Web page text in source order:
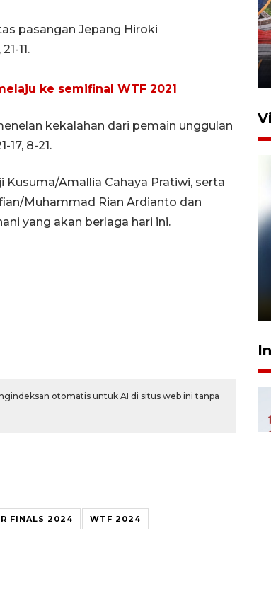
pasangan Jepang Hiroki
11.
ke semifinal WTF 2021
kekalahan dari pemain unggulan
17, 8-21.
Kusuma/Amallia Cahaya Pratiwi, serta
Muhammad Rian Ardianto dan
yang akan berlaga hari ini.
otomatis untuk AI di situs web ini tanpa
FINALS 2024 WTF 2024
perlintasan sebidang di
Stasiun Bogor